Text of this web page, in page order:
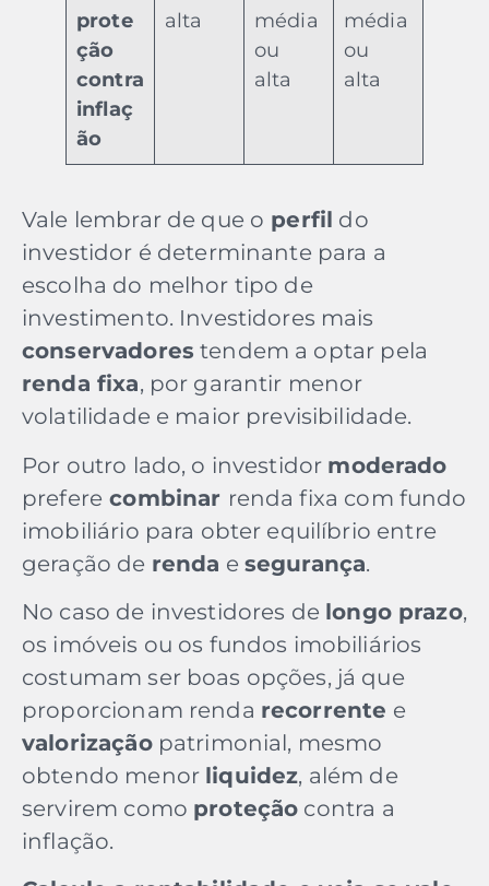
prote
ção
contra
inflaç
ão
alta
média
ou
alta
média
ou
alta
Vale lembrar de que o perfil do
investidor é determinante para a
escolha do melhor tipo de
investimento. Investidores mais
conservadores tendem a optar pela
renda fixa, por garantir menor
volatilidade e maior previsibilidade.
Por outro lado, o investidor moderado
prefere combinar renda fixa com fundo
imobiliário para obter equilíbrio entre
geração de renda e segurança.
No caso de investidores de longo prazo,
os imóveis ou os fundos imobiliários
costumam ser boas opções, já que
proporcionam renda recorrente e
valorizaçãopatrimonial, mesmo
obtendo menor liquidez, além de
servirem como proteção contra a
inflação.